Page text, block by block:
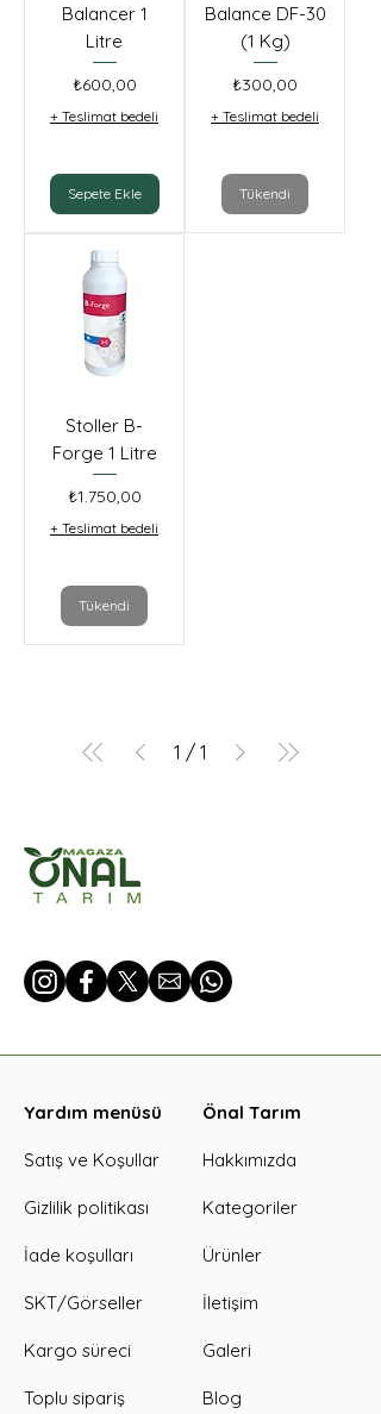
Balancer 1
Litre
Fiyat
₺600,00
+ Teslimat bedeli
Sepete Ekle
Balance DF-30
(1 Kg)
Fiyat
₺300,00
+ Teslimat bedeli
Tükendi
Stoller B-
Forge 1 Litre
Fiyat
₺1.750,00
+ Teslimat bedeli
Tükendi
1 / 1
Yardım menüsü
Satış ve Koşullar
Gizlilik politikası
İade koşulları
SKT/Görseller
Kargo süreci
Toplu sipariş
Önal Tarım
Hakkımızda
Kategoriler
Ürünler
İletişim
Galeri
Blog